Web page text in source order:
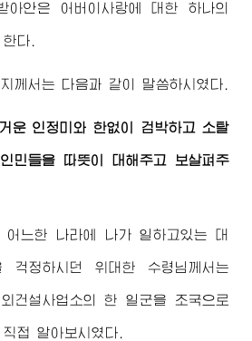
아안은 어버이 사랑에 대한 하나의
다.
께서 는 다음과 같이 말씀하시였다.
운 인정미와 한없이 검박하고 소탈
민들을 따뜻이 대해주고 보살펴주
어느한 나라에 나가 일하고있는 대
걱정하시던 위대한 수령님께서 는
건설사업소의 한 일군을 조국으로
접 알아보시였다.